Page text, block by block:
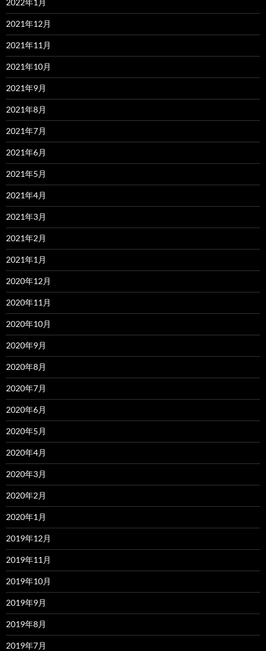
2022年1月
2021年12月
2021年11月
2021年10月
2021年9月
2021年8月
2021年7月
2021年6月
2021年5月
2021年4月
2021年3月
2021年2月
2021年1月
2020年12月
2020年11月
2020年10月
2020年9月
2020年8月
2020年7月
2020年6月
2020年5月
2020年4月
2020年3月
2020年2月
2020年1月
2019年12月
2019年11月
2019年10月
2019年9月
2019年8月
2019年7月